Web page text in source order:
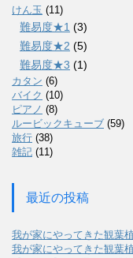
けん玉 (11)
難易度★1 (3)
難易度★2 (5)
難易度★3 (1)
カタン (6)
バイク (10)
ピアノ (8)
ルービックキューブ (59)
旅行 (38)
雑記 (11)
最近の投稿
我が家にやってきた観葉
我が家にやってきた観葉